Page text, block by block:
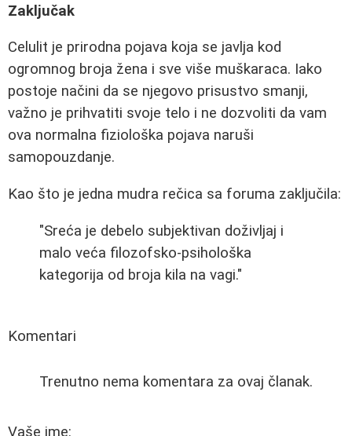
Zaključak
Celulit je prirodna pojava koja se javlja kod
ogromnog broja žena i sve više muškaraca. Iako
postoje načini da se njegovo prisustvo smanji,
važno je prihvatiti svoje telo i ne dozvoliti da vam
ova normalna fiziološka pojava naruši
samopouzdanje.
Kao što je jedna mudra rečica sa foruma zaključila:
"Sreća je debelo subjektivan doživljaj i
malo veća filozofsko-psihološka
kategorija od broja kila na vagi."
Komentari
Trenutno nema komentara za ovaj članak.
Vaše ime: